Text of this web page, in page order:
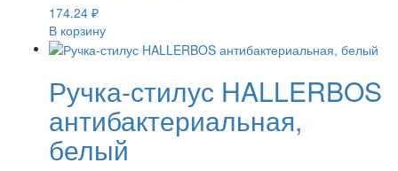
174.24 ₽
В корзину
Ручка-стилус HALLERBOS
антибактериальная,
белый